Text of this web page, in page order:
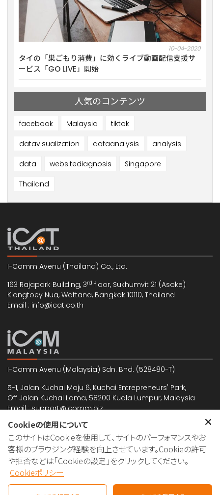
10-04-2020
タイの「巣ごもり消費」に効くライブ動画配信支援サ
ービス「GO LIVE」開始
人気のコンテンツ
facebook Malaysia tiktok
datavisualization dataanalysis analysis
data websitediagnosis Singapore
Thailand
I-Comm Avenu (Thailand) Co., Ltd.
163 Rajapark Building, 3rd floor, Sukhumvit 21 (Asoke)
Klongtoey Nua, Wattana, Bangkok 10110, Thailand
Email : info@icat.co.th
I-Comm Avenu (Malaysia) Sdn. Bhd. (528480-T)
5-1, Jalan Kuchai Maju 6, Kuchai Entrepreneurs' Park,
Off Jalan Kuchai Lama, 58200 Kuala Lumpur, Malaysia
Email : support@icomm.biz
日本国内でのお問い合わせも承っております。
日本国内ご対応窓口：島村武孝
Tel. : 07039811899
Email : nori@icomm.biz
Cookieの使用について
このサイトはCookieを使用して、サイトのパーフォマンスやお
客様のブラウジング経験を向上させています。Cookieの許可
や拒否などは「Cookieの設定」をクリックしてください。
Cookieポリシー